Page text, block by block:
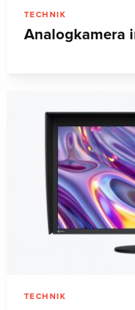
TECHNIK
Analogkamera
TECHNIK